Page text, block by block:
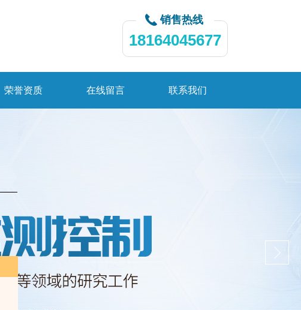
销售热线
18164045677
荣誉资质 在线留言 联系我们